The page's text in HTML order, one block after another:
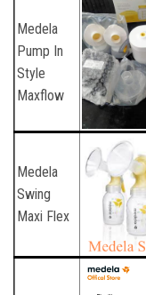
Medela
Pump In
Style
Maxflow
Medela
Swing
Maxi Flex